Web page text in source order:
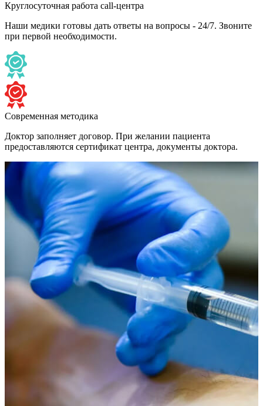
Круглосуточная работа call-центра
Наши медики готовы дать ответы на вопросы - 24/7. Звоните
при первой необходимости.
Современная методика
Доктор заполняет договор. При желании пациента
предоставляются сертификат центра, документы доктора.